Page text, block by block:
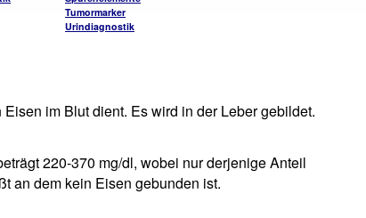
Tumormarker
Urindiagnostik
im Blut dient. Es wird in der Leber gebildet.
220-370 mg/dl, wobei nur derjenige Anteil
an dem kein Eisen gebunden ist.